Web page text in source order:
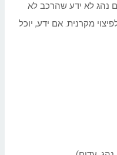
נהג לא ידע שהרכב לא
מקרנית. אם ידע, יוכל